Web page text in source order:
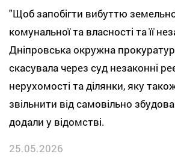
"Щоб запобігти вибуттю
комунальної та власності та її
Дніпровська окружна
скасувала через суд незаконні
нерухомості та ділянки, яку
звільнити від самовільно
додали у відомстві.
25.05.2026